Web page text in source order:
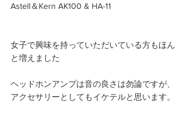
Astell＆Kern AK100 & HA-11
女子で興味を持っていただいている方もほん
と増えました
ヘッドホンアンプは音の良さは勿論ですが、
アクセサリーとしてもイケテルと思います。